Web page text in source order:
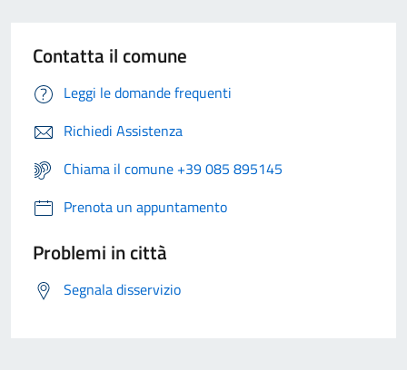
Contatta il comune
Leggi le domande frequenti
Richiedi Assistenza
Chiama il comune +39 085 895145
Prenota un appuntamento
Problemi in città
Segnala disservizio